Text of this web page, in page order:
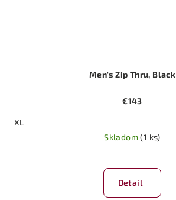
Men's Zip Thru, Black
€143
XL
Skladom(1 ks)
Detail